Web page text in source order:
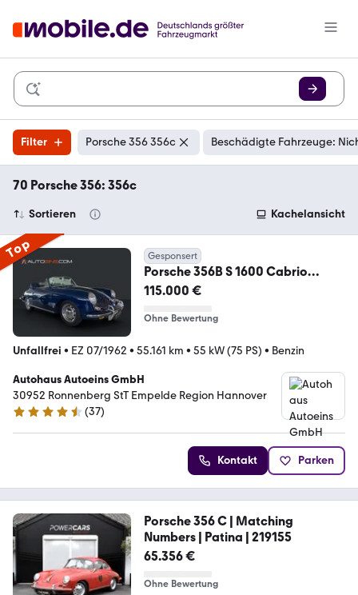
Filter Porsche 356 356c Beschädigte Fahrzeuge:
70 Porsche 356: 356c
Sortieren Kachelansicht
Top Gesponsert
Porsche 356B S 1600 Cabrio
Reutter*Motor NEU Revidiert*
115.000 €
Ohne Bewertung
Unfallfrei • EZ 07/1962 • 55.161 km • 55 kW (75 PS) • Benzin
Autohaus Autoeins GmbH
30952 Ronnenberg StT Empelde Region Hannover
4.7 Sterne
(37)
Kontakt Parken
Porsche 356 C | Matching
Numbers | Patina | 219155
65.356 €
Ohne Bewertung